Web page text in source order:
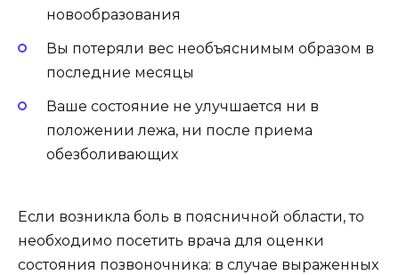
новообразования
Вы потеряли вес необъяснимым образом в
последние месяцы
Ваше состояние не улучшается ни в
положении лежа, ни после приема
обезболивающих
Если возникла боль в поясничной области, то
необходимо посетить врача для оценки
состояния позвоночника: в случае выраженных